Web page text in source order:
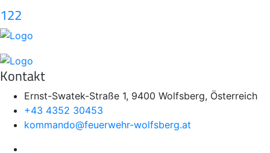
122
Kontakt
Ernst-Swatek-Straße 1, 9400 Wolfsberg, Österreich
+43 4352 30453
kommando@feuerwehr-wolfsberg.at